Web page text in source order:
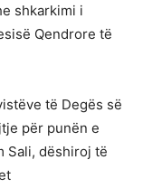
shkarkimi i
Qendrore të
të Degës së
për punën e
Sali, dëshiroj të